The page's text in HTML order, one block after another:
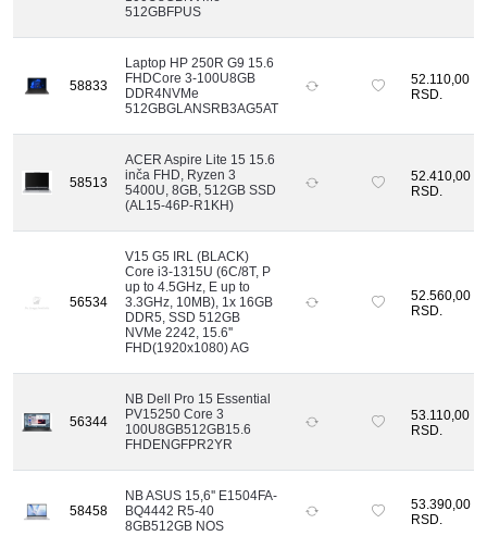
512GBFPUS
58833
Laptop HP 250R G9 15.6
FHDCore 3-100U8GB
DDR4NVMe
512GBGLANSRB3AG5AT
52.110,00
RSD.
58513
ACER Aspire Lite 15 15.6
inča FHD, Ryzen 3
5400U, 8GB, 512GB SSD
(AL15-46P-R1KH)
52.410,00
RSD.
56534
V15 G5 IRL (BLACK)
Core i3-1315U (6C/8T, P
up to 4.5GHz, E up to
3.3GHz, 10MB), 1x 16GB
DDR5, SSD 512GB
NVMe 2242, 15.6''
FHD(1920x1080) AG
52.560,00
RSD.
56344
NB Dell Pro 15 Essential
PV15250 Core 3
100U8GB512GB15.6
FHDENGFPR2YR
53.110,00
RSD.
58458
NB ASUS 15,6'' E1504FA-
BQ4442 R5-40
8GB512GB NOS
53.390,00
RSD.